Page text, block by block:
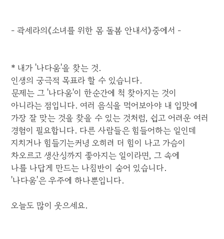
- 곽세라의《소녀를 위한 몸 돌봄 안내서》중에서 -
* 내가 '나다움'을 찾는 것.
인생의 궁극적 목표라 할 수 있습니다.
문제는 그 '나다움'이 한순간에 척 찾아지는 것이
아니라는 점입니다. 여러 음식을 먹어보아야 내 입맛에
가장 잘 맞는 것을 찾을 수 있는 것처럼, 쉽고 어려운 여러
경험이 필요합니다. 다른 사람들은 힘들어하는 일인데
지치거나 힘들기는커녕 오히려 더 힘이 나고 가슴이
차오르고 생산성까지 좋아지는 일이라면, 그 속에
나를 나답게 만드는 나침반이 숨어 있습니다.
'나다움'은 우주에 하나뿐입니다.
오늘도 많이 웃으세요.